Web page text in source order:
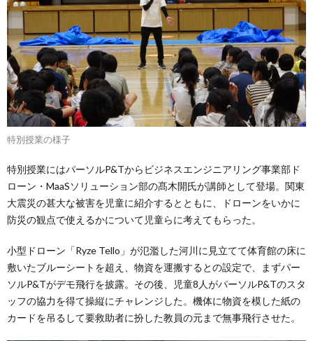
特別授業の様子
特別授業にはパーソルP&Tからビジネスエンジニアリング事業部ド
ローン・MaaSソリューション部の髙木開氏が講師として登場。関東
大震災の甚大な被害を児童に紹介するとともに、ドローンをいかに
防災の観点で使えるかについて児童らに考えてもらった。
小型ドローン「Ryze Tello」が氾濫した河川に見立てて体育館の床に
敷いたブルーシートを超え、物資を運搬するとの設定で、まずパー
ソルP&Tがデモ飛行を披露。その後、児童8人がパーソルP&Tのスタ
ッフの協力を得て操縦にチャレンジした。機体に物資を模した紙の
カードを吊るして要救助者に扮した教員の元まで無事飛行させた。